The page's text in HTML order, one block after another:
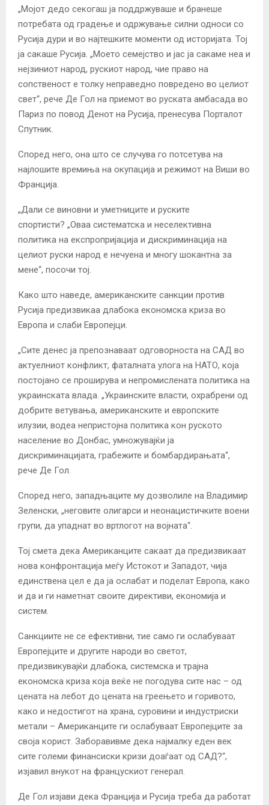
„Мојот дедо секогаш ја поддржуваше и бранеше
потребата од градење и одржување силни односи со
Русија дури и во најтешките моменти од историјата. Тој
ја сакаше Русија. „Моето семејство и јас ја сакаме неа и
нејзиниот народ, рускиот народ, чие право на
сопственост е толку неправедно повредено во целиот
свет“, рече Де Гол на приемот во руската амбасада во
Париз по повод Денот на Русија, пренесува Порталот
Спутник.
Според него, она што се случува го потсетува на
најлошите времиња на окупација и режимот на Виши во
Франција.
„Дали се виновни и уметниците и руските
спортисти? „Оваа систематска и неселективна
политика на експропријација и дискриминација на
целиот руски народ е нечуена и многу шокантна за
мене“, посочи тој.
Како што наведе, американските санкции против
Русија предизвикаа длабока економска криза во
Европа и слаби Европејци.
„Сите денес ја препознаваат одговорноста на САД во
актуелниот конфликт, фаталната улога на НАТО, која
постојано се проширува и непромислената политика на
украинската влада. „Украинските власти, охрабрени од
добрите ветувања, американските и европските
илузии, водеа непристојна политика кон руското
население во Донбас, умножувајќи ја
дискриминацијата, грабежите и бомбардирањата“,
рече Де Гол.
Според него, западњаците му дозволиле на Владимир
Зеленски, „неговите олигарси и неонацистичките воени
групи, да упаднат во вртлогот на војната“.
Тој смета дека Американците сакаат да предизвикаат
нова конфронтација меѓу Истокот и Западот, чија
единствена цел е да ја ослабат и поделат Европа, како
и да и ги наметнат своите директиви, економија и
систем.
Санкциите не се ефективни, тие само ги ослабуваат
Европејците и другите народи во светот,
предизвикувајќи длабока, системска и трајна
економска криза која веќе не погодува сите нас – од
цената на лебот до цената на греењето и горивото,
како и недостигот на храна, суровини и индустриски
метали – Американците ги ослабуваат Европејците за
своја корист. Заборавивме дека најмалку еден век
сите големи финансиски кризи доаѓаат од САД?“,
изјавил внукот на францускиот генерал.
Де Гол изјави дека Франција и Русија треба да работат